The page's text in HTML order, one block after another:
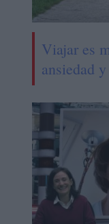
Viajar es
ansiedad